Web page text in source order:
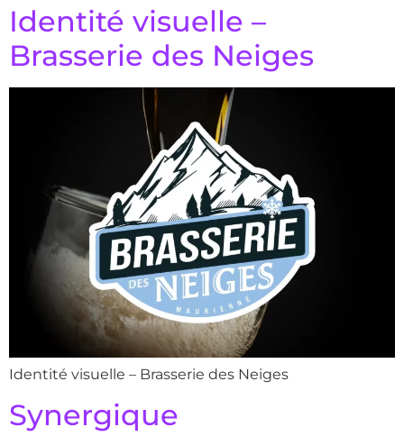
Identité visuelle –
Brasserie des Neiges
Identité visuelle – Brasserie des Neiges
Synergique